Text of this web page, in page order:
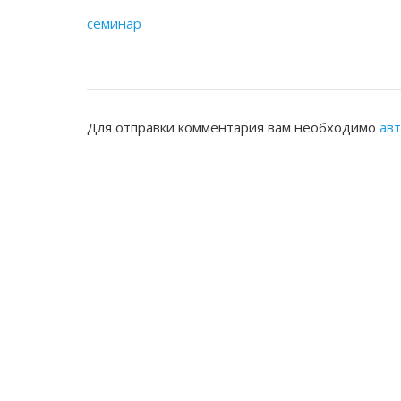
семинар
Для отправки комментария вам необходимо